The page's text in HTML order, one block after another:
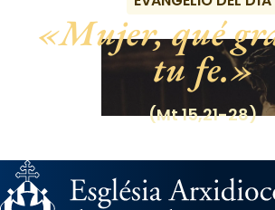
Mujer, qué
tu fe.
(Mt 15,21-28)